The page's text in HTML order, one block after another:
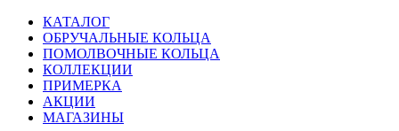
КАТАЛОГ
ОБРУЧАЛЬНЫЕ КОЛЬЦА
ПОМОЛВОЧНЫЕ КОЛЬЦА
КОЛЛЕКЦИИ
ПРИМЕРКА
АКЦИИ
МАГАЗИНЫ